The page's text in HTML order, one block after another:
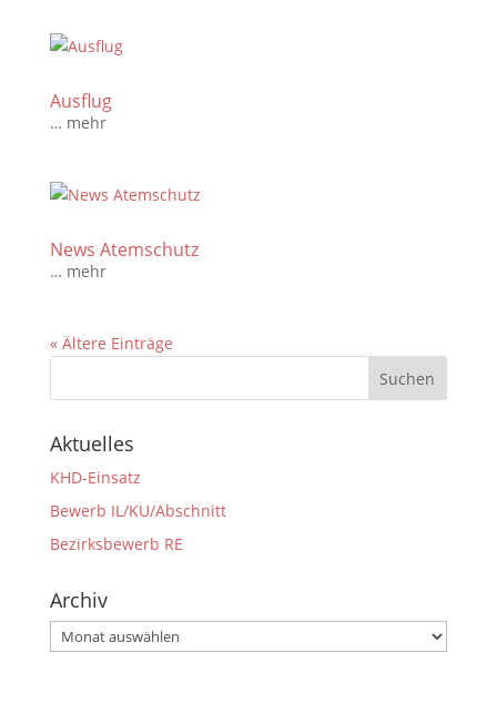
Ausflug
… mehr
News Atemschutz
… mehr
« Ältere Einträge
Aktuelles
KHD-Einsatz
Bewerb IL/KU/Abschnitt
Bezirksbewerb RE
Archiv
Archiv